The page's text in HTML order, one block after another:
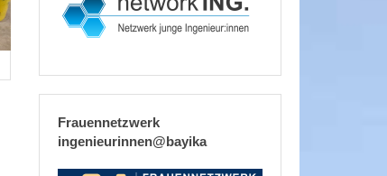
Frauennetzwerk
ingenieurinnen@bayika